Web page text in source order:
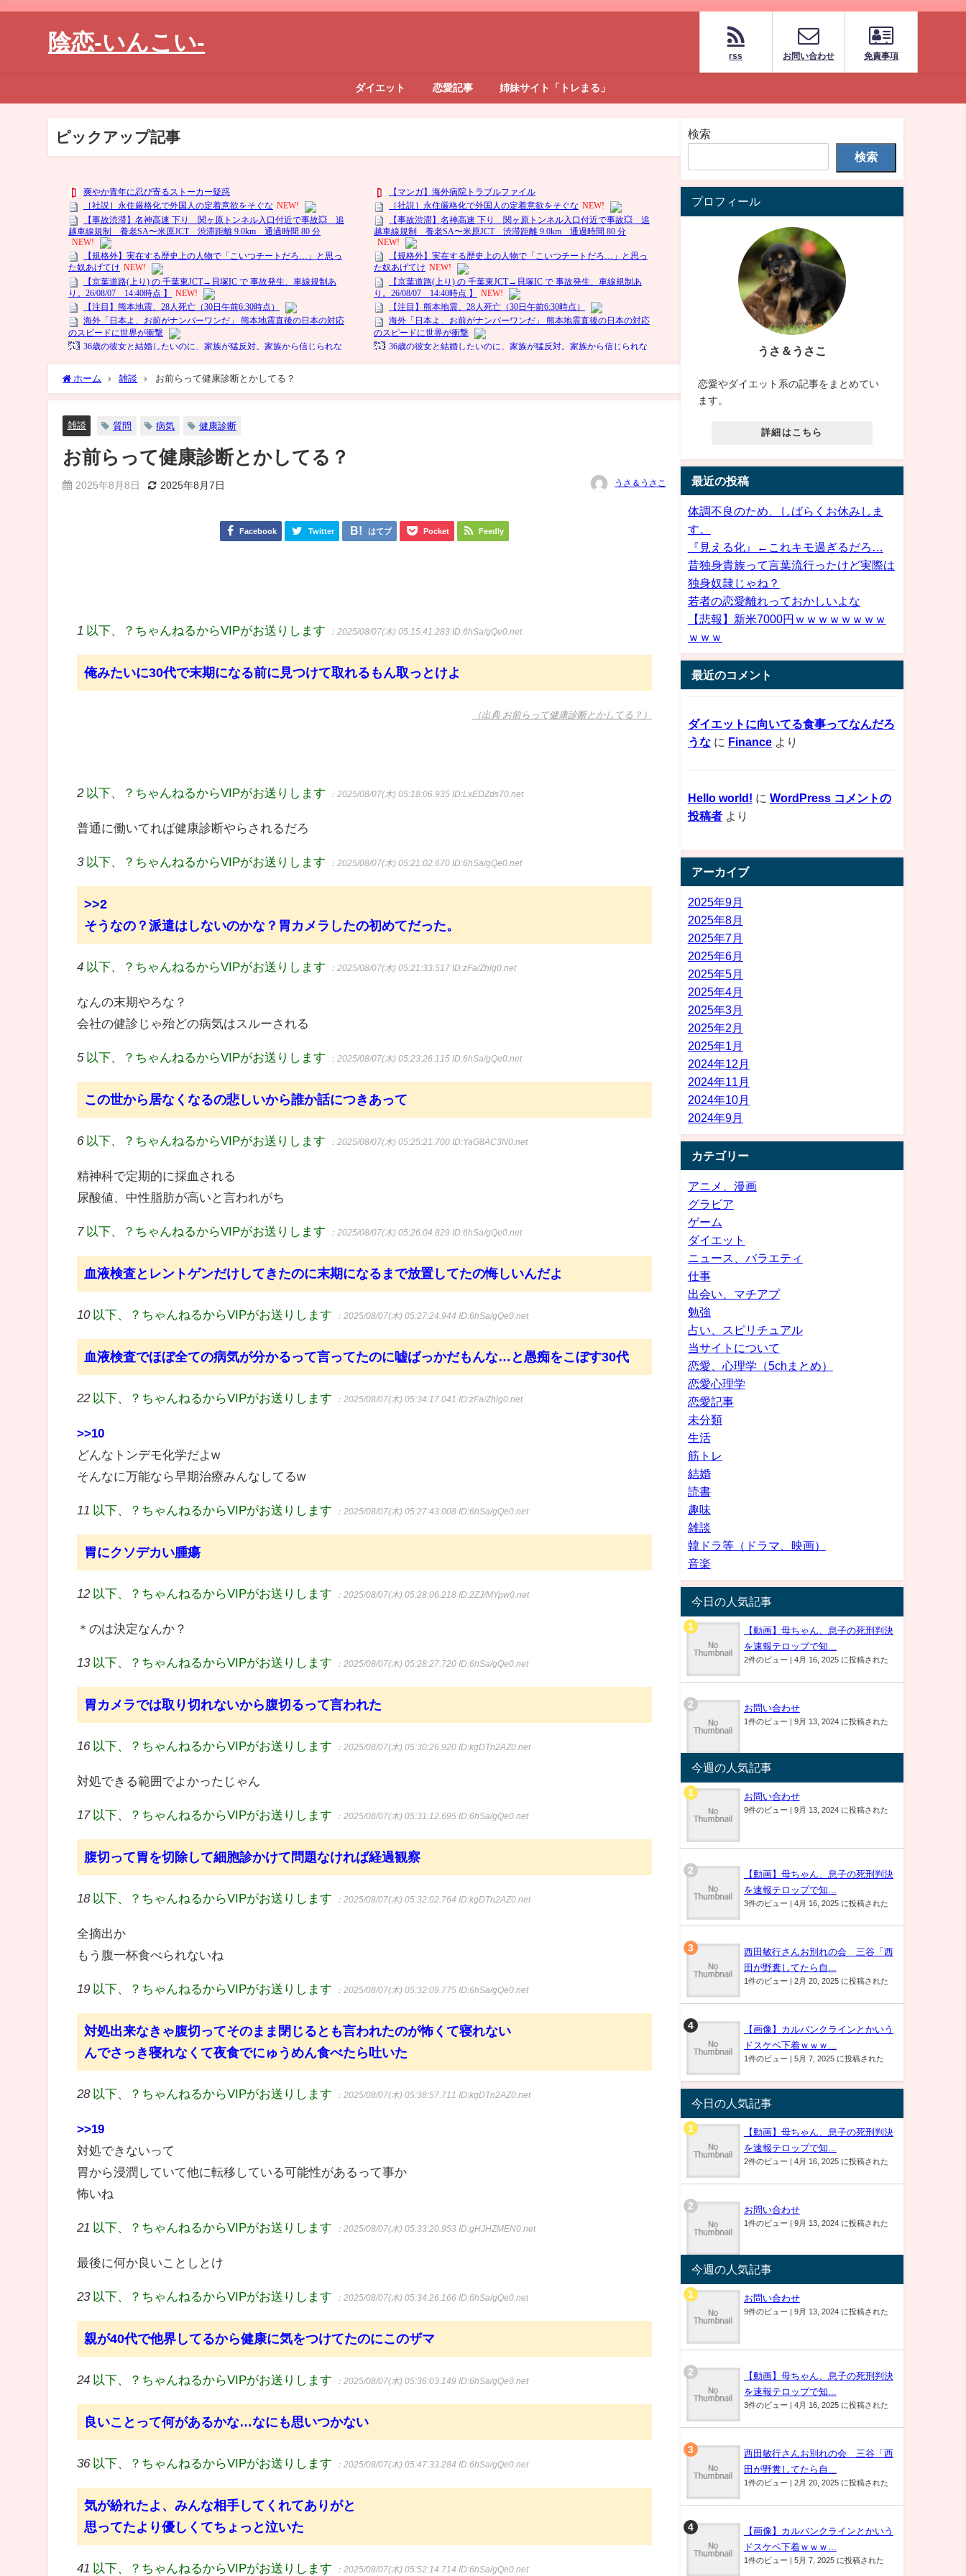
陰恋-いんこい-
rss お問い合わせ 免責事項
ダイエット 恋愛記事 姉妹サイト「トレまる」
ピックアップ記事
ホーム 雑談 お前らって健康診断とかしてる？
雑談 質問 病気 健康診断
お前らって健康診断とかしてる？
2025年8月8日 2025年8月7日 うさ＆うさこ
Facebook Twitter はてブ Pocket Feedly
1 以下、？ちゃんねるからVIPがお送りします ：2025/08/07(木) 05:15:41.283ID:6hSa/gQe0.net
俺みたいに30代で末期になる前に見つけて取れるもん取っとけよ
（出典 お前らって健康診断とかしてる？）
2 以下、？ちゃんねるからVIPがお送りします ：2025/08/07(木) 05:18:06.935ID:LxEDZds70.net
普通に働いてれば健康診断やらされるだろ
3 以下、？ちゃんねるからVIPがお送りします ：2025/08/07(木) 05:21:02.670ID:6hSa/gQe0.net
>>2
そうなの？派遣はしないのかな？胃カメラしたの初めてだった。
4 以下、？ちゃんねるからVIPがお送りします ：2025/08/07(木) 05:21:33.517ID:zFa/Zhlg0.net
なんの末期やろな？
会社の健診じゃ殆どの病気はスルーされる
5 以下、？ちゃんねるからVIPがお送りします ：2025/08/07(木) 05:23:26.115ID:6hSa/gQe0.net
この世から居なくなるの悲しいから誰か話につきあって
6 以下、？ちゃんねるからVIPがお送りします ：2025/08/07(木) 05:25:21.700ID:YaG8AC3N0.net
精神科で定期的に採血される
尿酸値、中性脂肪が高いと言われがち
7 以下、？ちゃんねるからVIPがお送りします ：2025/08/07(木) 05:26:04.829ID:6hSa/gQe0.net
血液検査とレントゲンだけしてきたのに末期になるまで放置してたの悔しいんだよ
10 以下、？ちゃんねるからVIPがお送りします ：2025/08/07(木) 05:27:24.944ID:6hSa/gQe0.net
血液検査でほぼ全ての病気が分かるって言ってたのに嘘ばっかだもんな…と愚痴をこぼす30代
22 以下、？ちゃんねるからVIPがお送りします ：2025/08/07(木) 05:34:17.041ID:zFa/Zhlg0.net
>>10
どんなトンデモ化学だよw
そんなに万能なら早期治療みんなしてるw
11 以下、？ちゃんねるからVIPがお送りします ：2025/08/07(木) 05:27:43.008ID:6hSa/gQe0.net
胃にクソデカい腫瘍
12 以下、？ちゃんねるからVIPがお送りします ：2025/08/07(木) 05:28:06.218ID:2ZJ/MYpw0.net
＊のは決定なんか？
13 以下、？ちゃんねるからVIPがお送りします ：2025/08/07(木) 05:28:27.720ID:6hSa/gQe0.net
胃カメラでは取り切れないから腹切るって言われた
16 以下、？ちゃんねるからVIPがお送りします ：2025/08/07(木) 05:30:26.920ID:kgDTn2AZ0.net
対処できる範囲でよかったじゃん
17 以下、？ちゃんねるからVIPがお送りします ：2025/08/07(木) 05:31:12.695ID:6hSa/gQe0.net
腹切って胃を切除して細胞診かけて問題なければ経過観察
18 以下、？ちゃんねるからVIPがお送りします ：2025/08/07(木) 05:32:02.764ID:kgDTn2AZ0.net
全摘出か
もう腹一杯食べられないね
19 以下、？ちゃんねるからVIPがお送りします ：2025/08/07(木) 05:32:09.775ID:6hSa/gQe0.net
対処出来なきゃ腹切ってそのまま閉じるとも言われたのが怖くて寝れない
んでさっき寝れなくて夜食でにゅうめん食べたら吐いた
28 以下、？ちゃんねるからVIPがお送りします ：2025/08/07(木) 05:38:57.711ID:kgDTn2AZ0.net
>>19
対処できないって
胃から浸潤していて他に転移している可能性があるって事か
怖いね
21 以下、？ちゃんねるからVIPがお送りします ：2025/08/07(木) 05:33:20.953ID:gHJHZMEN0.net
最後に何か良いことしとけ
23 以下、？ちゃんねるからVIPがお送りします ：2025/08/07(木) 05:34:26.166ID:6hSa/gQe0.net
親が40代で他界してるから健康に気をつけてたのにこのザマ
24 以下、？ちゃんねるからVIPがお送りします ：2025/08/07(木) 05:36:03.149ID:6hSa/gQe0.net
良いことって何があるかな…なにも思いつかない
36 以下、？ちゃんねるからVIPがお送りします ：2025/08/07(木) 05:47:33.284ID:6hSa/gQe0.net
気が紛れたよ、みんな相手してくれてありがと
思ってたより優しくてちょっと泣いた
41 以下、？ちゃんねるからVIPがお送りします ：2025/08/07(木) 05:52:14.714ID:6hSa/gQe0.net
検索
検索
プロフィール
うさ＆うさこ
恋愛やダイエット系の記事をまとめてい
ます。
詳細はこちら
最近の投稿
体調不良のため、しばらくお休みしま
す。
『見える化』←これキモ過ぎるだろ…
昔独身貴族って言葉流行ったけど実際は
独身奴隷じゃね？
若者の恋愛離れっておかしいよな
【悲報】新米7000円ｗｗｗｗｗｗｗｗ
ｗｗｗ
最近のコメント
ダイエットに向いてる食事ってなんだろ
うなに Financeより
Hello world! に WordPress コメントの
投稿者より
アーカイブ
2025年9月
2025年8月
2025年7月
2025年6月
2025年5月
2025年4月
2025年3月
2025年2月
2025年1月
2024年12月
2024年11月
2024年10月
2024年9月
カテゴリー
アニメ、漫画
グラビア
ゲーム
ダイエット
ニュース、バラエティ
仕事
出会い、マチアプ
勉強
占い、スピリチュアル
当サイトについて
恋愛、心理学（5chまとめ）
恋愛心理学
恋愛記事
未分類
生活
筋トレ
結婚
読書
趣味
雑談
韓ドラ等（ドラマ、映画）
音楽
今日の人気記事
【動画】母ちゃん、息子の死刑判決
を速報テロップで知...
2件のビュー | 4月 16, 2025 に投稿された
お問い合わせ
1件のビュー | 9月 13, 2024 に投稿された
今週の人気記事
お問い合わせ
9件のビュー | 9月 13, 2024 に投稿された
【動画】母ちゃん、息子の死刑判決
を速報テロップで知...
3件のビュー | 4月 16, 2025 に投稿された
西田敏行さんお別れの会 三谷「西
田が野糞してたら自...
1件のビュー | 2月 20, 2025 に投稿された
【画像】カルバンクラインとかいう
ドスケベ下着ｗｗｗ...
1件のビュー | 5月 7, 2025 に投稿された
今日の人気記事
【動画】母ちゃん、息子の死刑判決
を速報テロップで知...
2件のビュー | 4月 16, 2025 に投稿された
お問い合わせ
1件のビュー | 9月 13, 2024 に投稿された
今週の人気記事
お問い合わせ
9件のビュー | 9月 13, 2024 に投稿された
【動画】母ちゃん、息子の死刑判決
を速報テロップで知...
3件のビュー | 4月 16, 2025 に投稿された
西田敏行さんお別れの会 三谷「西
田が野糞してたら自...
1件のビュー | 2月 20, 2025 に投稿された
【画像】カルバンクラインとかいう
ドスケベ下着ｗｗｗ...
1件のビュー | 5月 7, 2025 に投稿された